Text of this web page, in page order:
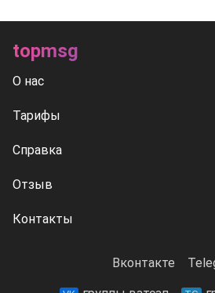
topmsg
О нас
Тарифы
Справка
Отзыв
Контакты
Вконтакте